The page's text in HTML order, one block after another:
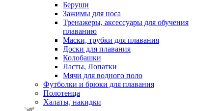
Беруши
Зажимы для носа
Тренажеры, аксессуары для обучения
плаванию
Маски, трубки для плавания
Доски для плавания
Колобашки
Ласты, Лопатки
Мячи для водного поло
Футболки и брюки для плавания
Полотенца
Халаты, накидки